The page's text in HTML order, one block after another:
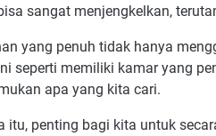
sangat menjengkelkan,
yang penuh tidak hanya
seperti memiliki kamar yang
apa yang kita cari.
itu, penting bagi kita untuk